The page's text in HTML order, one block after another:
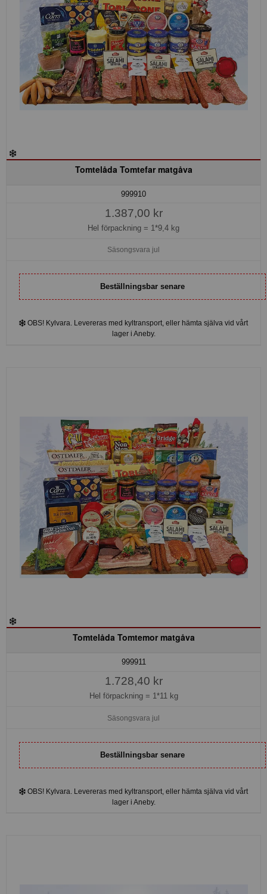
Tomtelåda Tomtefar matgåva
999910
1.387,00 kr
Hel förpackning = 1*9,4 kg
Säsongsvara jul
Beställningsbar senare
OBS! Kylvara. Levereras med kyltransport, eller hämta själva vid vårt
lager i Aneby.
Tomtelåda Tomtemor matgåva
999911
1.728,40 kr
Hel förpackning = 1*11 kg
Säsongsvara jul
Beställningsbar senare
OBS! Kylvara. Levereras med kyltransport, eller hämta själva vid vårt
lager i Aneby.